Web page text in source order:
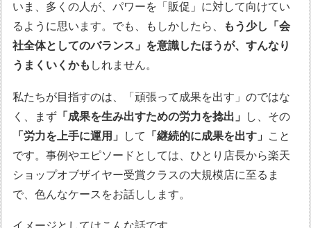
いま、多くの人が、パワーを「販促」に対して向けてい
るように思います。でも、もしかしたら、
もう少し「会
社全体としてのバランス」を意識したほうが、すんなり
うまくいくかも しれません。
私たちが目指すのは、「頑張って成果を出す」のではな
く、まず 「成果を生み出すための労力を捻出」
し、その
「労力を上手に運用」
して 「継続的に成果を出す」 こと
です。事例やエピソードとしては、ひとり店長から楽天
ショップオブザイヤー受賞クラスの大規模店に至るま
で、色んなケースをお話しします。